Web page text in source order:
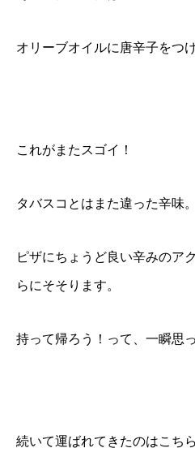
オリーブオイルに唐辛子をつ
これがまたスゴイ！
タバスコとはまた違った辛味。
ピザにちょうど良い辛みのア
らにそそります。
持って帰ろう！って、一瞬思
続いて運ばれてきたのはこちら